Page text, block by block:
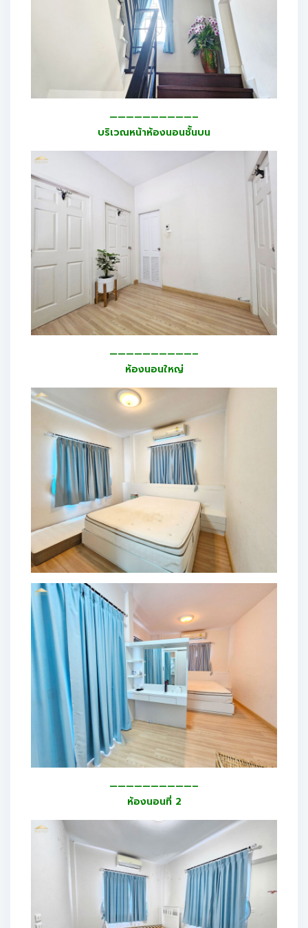
——————————–
บริเวณหน้าห้องนอนชั้นบน
——————————–
ห้องนอนใหญ่
——————————–
ห้องนอนที่ 2